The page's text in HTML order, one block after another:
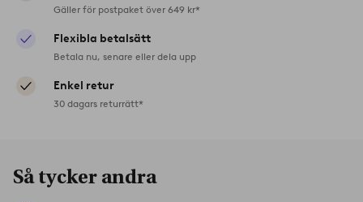
Gäller för postpaket över 649 kr*
Flexibla betalsätt
Betala nu, senare eller dela upp
Enkel retur
30 dagars returrätt*
Så tycker andra